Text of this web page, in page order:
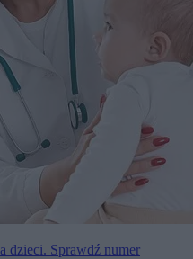
dzieci. Sprawdź numer